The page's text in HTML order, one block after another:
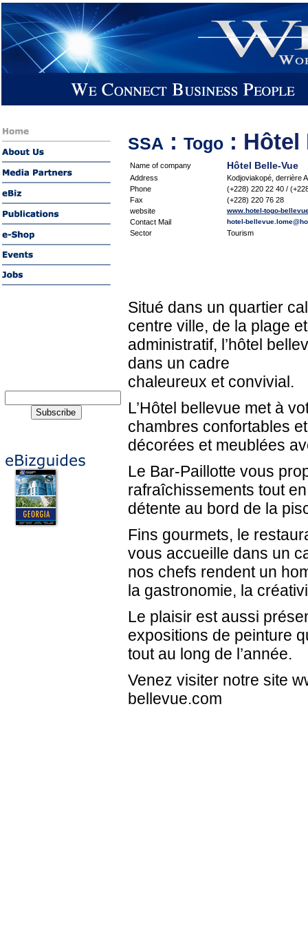
SSA : Togo : Hôtel
Name of company Hôtel Belle-Vue
Address
Kodjoviakopé, derrière
Phone
(+228) 220 22 40 /
Fax
(+228) 220 76 28
website
www.hotel-togo-
Contact Mail hotel-
Sector Tourism
Situé dans un quartier
centre ville, de la plage
administratif, l’hôtel
dans un cadre
chaleureux et convivial.
L’Hôtel bellevue met à
chambres confortables
décorées et meublées
Le Bar-Paillotte vous
rafraîchissements tout
détente au bord de la
Fins gourmets, le
vous accueille dans un
nos chefs rendent un
la gastronomie, la
Le plaisir est aussi
expositions de peinture
tout au long de l’année.
Venez visiter notre site
bellevue.com